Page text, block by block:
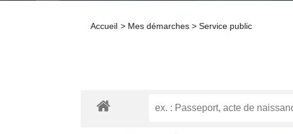
Accueil > Mes démarches > Service public